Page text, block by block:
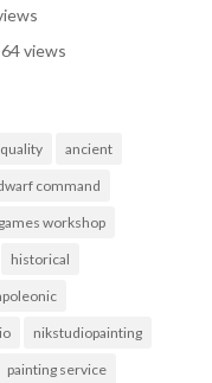
views
ancient
command
games workshop
historical
nikstudiopainting
painting service